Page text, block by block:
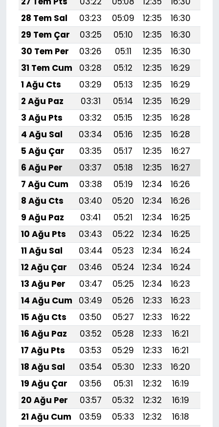
28 Tem Sal
03:23 05:09 12:35 16:30
29 Tem Çar
03:25 05:10 12:35 16:30
30 Tem Per
03:26 05:11 12:35 16:30
31 Tem Cum
03:28 05:12 12:35 16:29
1 Ağu Cts
03:29 05:13 12:35 16:29
2 Ağu Paz
03:31 05:14 12:35 16:29
3 Ağu Pts
03:32 05:15 12:35 16:28
4 Ağu Sal
03:34 05:16 12:35 16:28
5 Ağu Çar
03:35 05:17 12:35 16:27
6 Ağu Per
03:37 05:18 12:35 16:27
7 Ağu Cum
03:38 05:19 12:34 16:26
8 Ağu Cts
03:40 05:20 12:34 16:26
9 Ağu Paz
03:41 05:21 12:34 16:25
10 Ağu Pts
03:43 05:22 12:34 16:25
11 Ağu Sal
03:44 05:23 12:34 16:24
12 Ağu Çar
03:46 05:24 12:34 16:24
13 Ağu Per
03:47 05:25 12:34 16:23
14 Ağu Cum
03:49 05:26 12:33 16:23
15 Ağu Cts
03:50 05:27 12:33 16:22
16 Ağu Paz
03:52 05:28 12:33 16:21
17 Ağu Pts
03:53 05:29 12:33 16:21
18 Ağu Sal
03:54 05:30 12:33 16:20
19 Ağu Çar
03:56 05:31 12:32 16:19
20 Ağu Per
03:57 05:32 12:32 16:19
21 Ağu Cum
03:59 05:33 12:32 16:18